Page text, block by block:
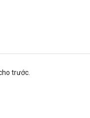
trước.